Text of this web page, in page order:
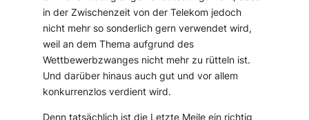
in der Zwischenzeit von der Telekom jedoch
nicht mehr so sonderlich gern verwendet wird,
weil an dem Thema aufgrund des
Wettbewerbzwanges nicht mehr zu rütteln ist.
Und darüber hinaus auch gut und vor allem
konkurrenzlos verdient wird.
Denn tatsächlich ist die Letzte Meile ein richtig